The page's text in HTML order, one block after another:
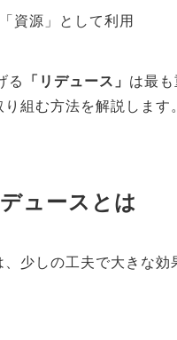
資源」として利用
る 「リデュース」 は最
組む方法を解説します。
ュースとは
少しの工夫で大きな効